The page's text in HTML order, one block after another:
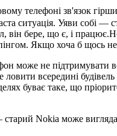
телефоні зв'язок
ситуація. Уяви собі —
він бере, що є, і
Якщо хоча б щось не
може не підтримувати
всередині
буває таке, що
Nokia може